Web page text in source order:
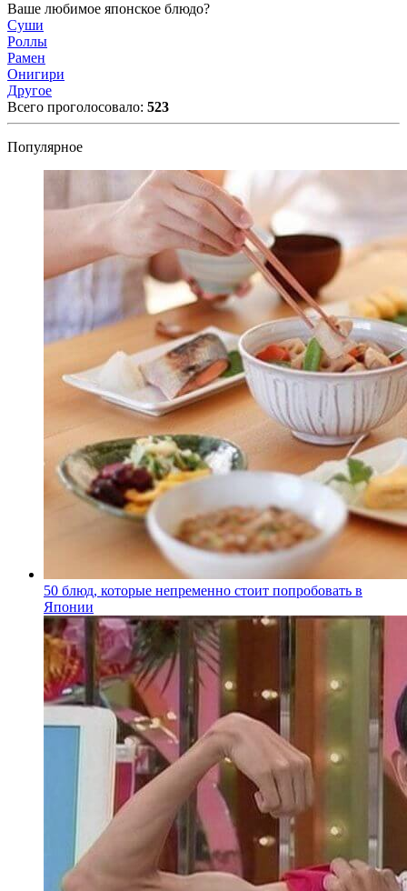
Ваше любимое японское блюдо?
Суши
Роллы
Рамен
Онигири
Другое
Всего проголосовало: 523
Популярное
50 блюд, которые непременно стоит попробовать в
Японии